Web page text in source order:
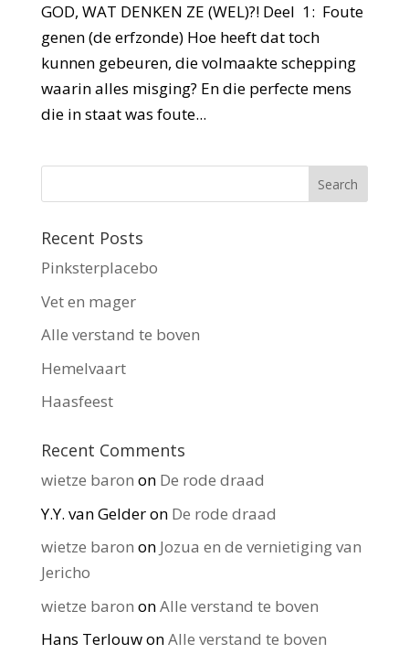
GOD, WAT DENKEN ZE (WEL)?! Deel 1: Foute
genen (de erfzonde) Hoe heeft dat toch
kunnen gebeuren, die volmaakte schepping
waarin alles misging? En die perfecte mens
die in staat was foute...
Recent Posts
Pinksterplacebo
Vet en mager
Alle verstand te boven
Hemelvaart
Haasfeest
Recent Comments
wietze baron on De rode draad
Y.Y. van Gelderon De rode draad
wietze baron on Jozua en de vernietiging van
Jericho
wietze baron onAlle verstand te boven
Hans TerlouwonAlle verstand te boven